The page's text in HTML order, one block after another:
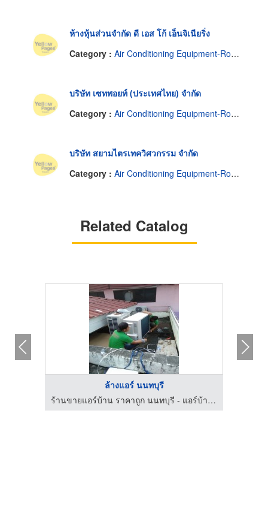
ห้างหุ้นส่วนจำกัด ดี เอส โก้ เอ็นจิเนียริ่ง
Category : Air Conditioning Equipment-Room & Split
บริษัท เซทพอยท์ (ประเทศไทย) จำกัด
Category : Air Conditioning Equipment-Room & Split
บริษัท สยามไตรเทควิศวกรรม จำกัด
Category : Air Conditioning Equipment-Room & Split
Related Catalog
ล้างแอร์ นนทบุรี
ร้านขายแอร์บ้าน ราคาถูก นนทบุรี - แอร์บ้าน - แอร์ดี